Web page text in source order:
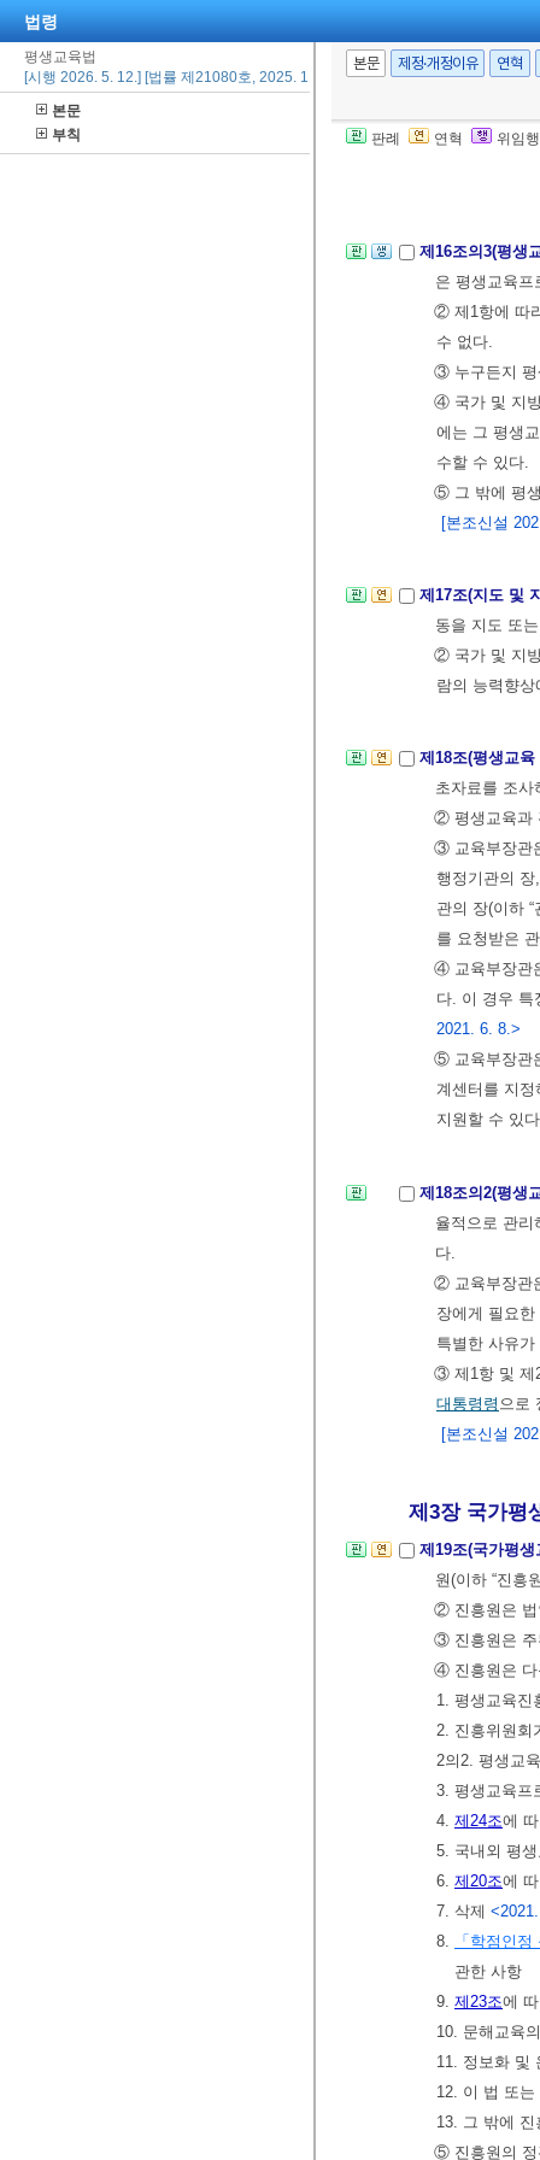
법령
평생교육법
[시행 2026. 5. 12.] [법률 제21080호, 2025. 11. 11., 일부개정]
본문
부칙
본문 제정·개정이유 연혁
판례 연혁 위임
보장정보시스
수행을 위하여
⑥ 그 밖에 평
제16조의3(평생
은 평생교육
② 제1항에 따
수 없다.
③ 누구든지 평
④ 국가 및 지
에는 그 평생
수할 수 있다.
⑤ 그 밖에 평
[본조신설
제17조(지도 및
동을 지도 또
② 국가 및 지
람의 능력향
제18조(평생교
초자료를 조
② 평생교육과
③ 교육부장관
행정기관의
관의 장(이하
를 요청받은
④ 교육부장관
다. 이 경우 특
2021. 6. 8.>
⑤ 교육부장관
계센터를 지
지원할 수 있
제18조의2(평생
율적으로 관
다.
② 교육부장관
장에게 필요
특별한 사유
③ 제1항 및 제
대통령령 으로
[본조신설
제3장 국가평
제19조(국가평
원(이하 “진흥
② 진흥원은 법
③ 진흥원은 주
④ 진흥원은 다
1. 평생교육진
2. 진흥위원회
2의2. 평생교
3. 평생교육프
4. 제24조에
5. 국내외 평
6. 제20조에
7. 삭제
8.
「학점인
관한 사항
9. 제23조에
10. 문해교육
11. 정보화 및
12. 이 법 또
13. 그 밖에
⑤ 진흥원의 정